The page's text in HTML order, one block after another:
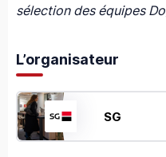
sélection des équipes
L’organisateur
SG